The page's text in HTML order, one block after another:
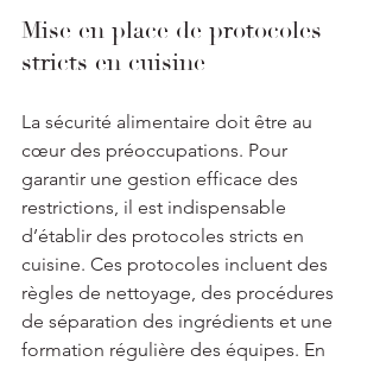
Mise en place de protocoles
stricts en cuisine
La sécurité alimentaire doit être au
cœur des préoccupations. Pour
garantir une gestion efficace des
restrictions, il est indispensable
d’établir des protocoles stricts en
cuisine. Ces protocoles incluent des
règles de nettoyage, des procédures
de séparation des ingrédients et une
formation régulière des équipes. En